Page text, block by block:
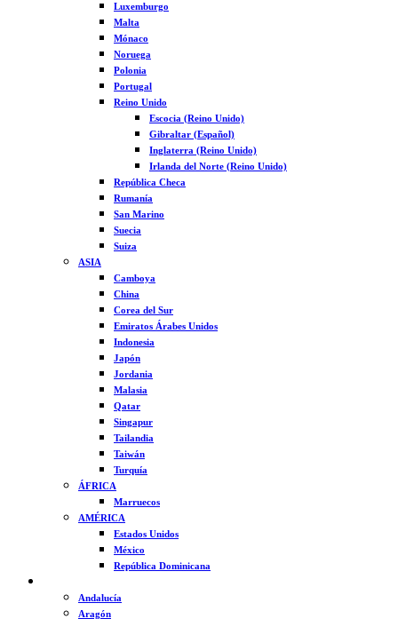
Luxemburgo
Malta
Mónaco
Noruega
Polonia
Portugal
Reino Unido
Escocia (Reino Unido)
Gibraltar (Español)
Inglaterra (Reino Unido)
Irlanda del Norte (Reino Unido)
República Checa
Rumanía
San Marino
Suecia
Suiza
ASIA
Camboya
China
Corea del Sur
Emiratos Árabes Unidos
Indonesia
Japón
Jordania
Malasia
Qatar
Singapur
Tailandia
Taiwán
Turquía
ÁFRICA
Marruecos
AMÉRICA
Estados Unidos
México
República Dominicana
Andalucía
Aragón